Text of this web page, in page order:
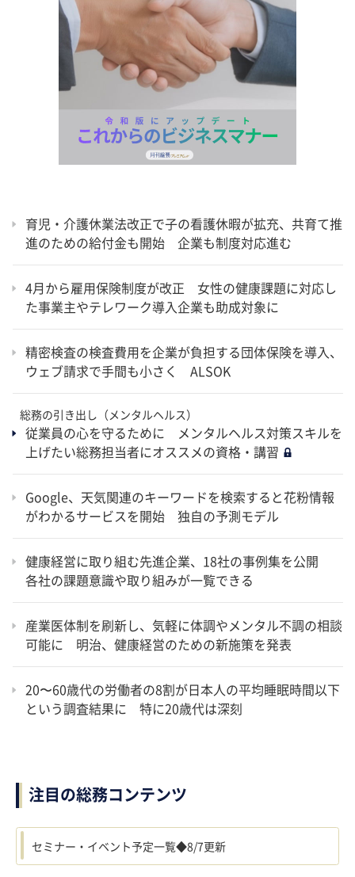
育児・介護休業法改正で子の看護休暇が拡充、共育て推
進のための給付金も開始 企業も制度対応進む
4月から雇用保険制度が改正 女性の健康課題に対応し
た事業主やテレワーク導入企業も助成対象に
精密検査の検査費用を企業が負担する団体保険を導入、
ウェブ請求で手間も小さく ALSOK
総務の引き出し（メンタルヘルス）
従業員の心を守るために メンタルヘルス対策スキルを
上げたい総務担当者にオススメの資格・講習
Google、天気関連のキーワードを検索すると花粉情報
がわかるサービスを開始 独自の予測モデル
健康経営に取り組む先進企業、18社の事例集を公開
各社の課題意識や取り組みが一覧できる
産業医体制を刷新し、気軽に体調やメンタル不調の相談
可能に 明治、健康経営のための新施策を発表
20〜60歳代の労働者の8割が日本人の平均睡眠時間以下
という調査結果に 特に20歳代は深刻
注目の総務コンテンツ
セミナー・イベント予定一覧◆8/7更新